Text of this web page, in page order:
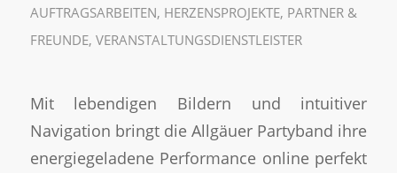
AUFTRAGSARBEITEN, HERZENSPROJEKTE, PARTNER &
FREUNDE, VERANSTALTUNGSDIENSTLEISTER
Mit lebendigen Bildern und intuitiver
Navigation bringt die Allgäuer Partyband ihre
energiegeladene Performance online perfekt